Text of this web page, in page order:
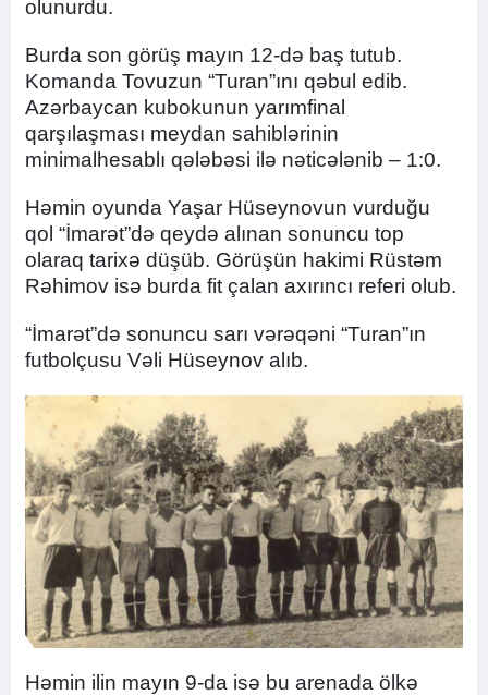
olunurdu.
Burda son görüş mayın 12-də baş tutub.
Komanda Tovuzun “Turan”ını qəbul edib.
Azərbaycan kubokunun yarımfinal
qarşılaşması meydan sahiblərinin
minimalhesablı qələbəsi ilə nəticələnib – 1:0.
Həmin oyunda Yaşar Hüseynovun vurduğu
qol “İmarət”də qeydə alınan sonuncu top
olaraq tarixə düşüb. Görüşün hakimi Rüstəm
Rəhimov isə burda fit çalan axırıncı referi olub.
“İmarət”də sonuncu sarı vərəqəni “Turan”ın
futbolçusu Vəli Hüseynov alıb.
Həmin ilin mayın 9-da isə bu arenada ölkə